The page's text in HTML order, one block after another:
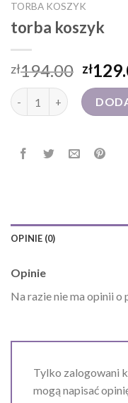
TORBA KOSZYK
torba koszyk
zł194.00 zł
ilość torba koszyk
OPINIE (0)
Opinie
Na razie nie ma opinii o
Tylko zalogowani
mogą napisać